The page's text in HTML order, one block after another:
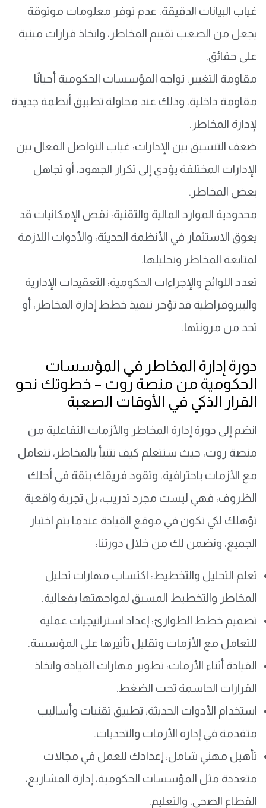
غياب البيانات الدقيقة: عدم توفر معلومات موثوقة
يجعل من الصعب تقييم المخاطر، واتخاذ قرارات مبنية
على حقائق.
مقاومة التغيير: تواجه المؤسسات الحكومية أحيانًا
مقاومة داخلية، وذلك عند محاولة تطبيق أنظمة جديدة
لإدارة المخاطر.
ضعف التنسيق بين الإدارات: غياب التواصل الفعال بين
الإدارات المختلفة يؤدي إلى تكرار الجهود، أو تجاهل
بعض المخاطر.
محدودية الموارد المالية والتقنية: نقص الإمكانيات قد
يعوق الاستثمار في الأنظمة الحديثة، والأدوات اللازمة
لمتابعة المخاطر وتحليلها.
تعدد اللوائح والإجراءات الحكومية: التعقيدات الإدارية
والبيروقراطية قد تؤخر تنفيذ خطط إدارة المخاطر، أو
تحد من مرونتها.
دورة إدارة المخاطر في المؤسسات
الحكومية من منصة روت – خطوتك نحو
القرار الذكي في الأوقات الصعبة
انضم إلى دورة إدارة المخاطر والأزمات التفاعلية من
منصة روت، حيث ستتعلم كيف تتنبأ بالمخاطر، تتعامل
مع الأزمات باحترافية، وتقود فريقك بثقة في أحلك
الظروف، فهي ليست مجرد تدريب، بل تجربة واقعية
تؤهلك لكي تكون في موقع القيادة عندما يتم اختبار
الجميع، ونضمن لك من خلال دورتنا:
تعلم التحليل والتخطيط: اكتساب مهارات تحليل
المخاطر والتخطيط المسبق لمواجهتها بفعالية.
تصميم خطط الطوارئ: إعداد استراتيجيات عملية
للتعامل مع الأزمات وتقليل تأثيرها على المؤسسة.
القيادة أثناء الأزمات: تطوير مهارات القيادة واتخاذ
القرارات الحاسمة تحت الضغط.
استخدام الأدوات الحديثة: تطبيق تقنيات وأساليب
متقدمة في إدارة الأزمات والتحديات.
تأهيل مهني شامل: إعدادك للعمل في مجالات
متعددة مثل المؤسسات الحكومية، إدارة المشاريع،
القطاع الصحي، والتعليم.